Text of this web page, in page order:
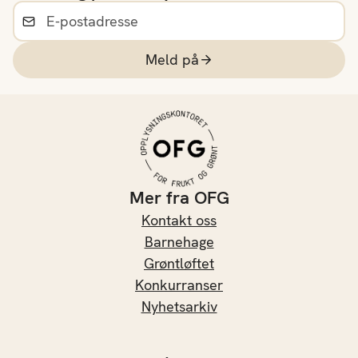
Meld på
Mer fra OFG
Kontakt oss
Barnehage
Grøntløftet
Konkurranser
Nyhetsarkiv